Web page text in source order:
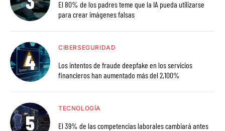
El 80% de los padres teme que la IA pueda utilizarse
para crear imágenes falsas
CIBERSEGURIDAD
Los intentos de fraude deepfake en los servicios
financieros han aumentado más del 2,100%
TECNOLOGÍA
El 39% de las competencias laborales cambiará antes